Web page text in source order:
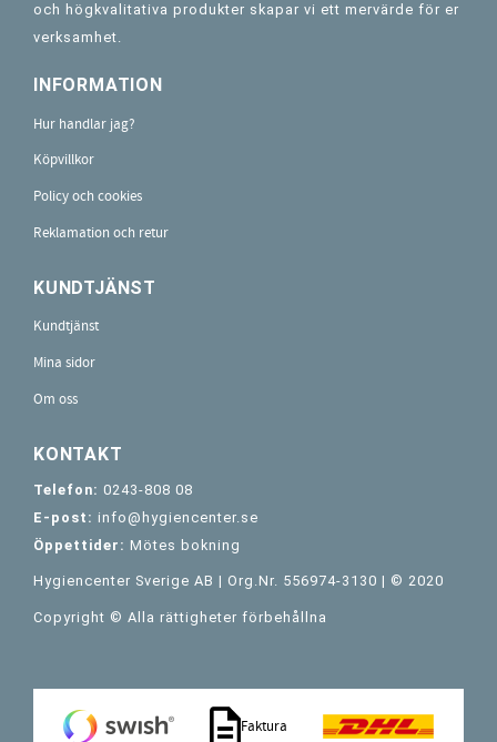
och högkvalitativa produkter skapar vi ett mervärde för er
verksamhet.
INFORMATION
Hur handlar jag?
Köpvillkor
Policy och cookies
Reklamation och retur
KUNDTJÄNST
Kundtjänst
Mina sidor
Om oss
KONTAKT
Telefon: 0243-808 08
E-post: info@hygiencenter.se
Öppettider: Mötes bokning
Hygiencenter Sverige AB | Org.Nr. 556974-3130 | © 2020
Copyright © Alla rättigheter förbehållna
Faktura